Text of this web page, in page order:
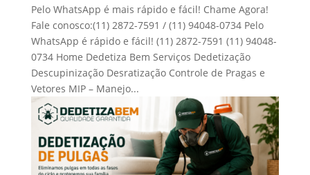
Pelo WhatsApp é mais rápido e fácil! Chame Agora!
Fale conosco:(11) 2872-7591 / (11) 94048-0734 Pelo
WhatsApp é rápido e fácil! (11) 2872-7591 (11) 94048-
0734 Home Dedetiza Bem Serviços Dedetização
Descupinização Desratização Controle de Pragas e
Vetores MIP – Manejo...